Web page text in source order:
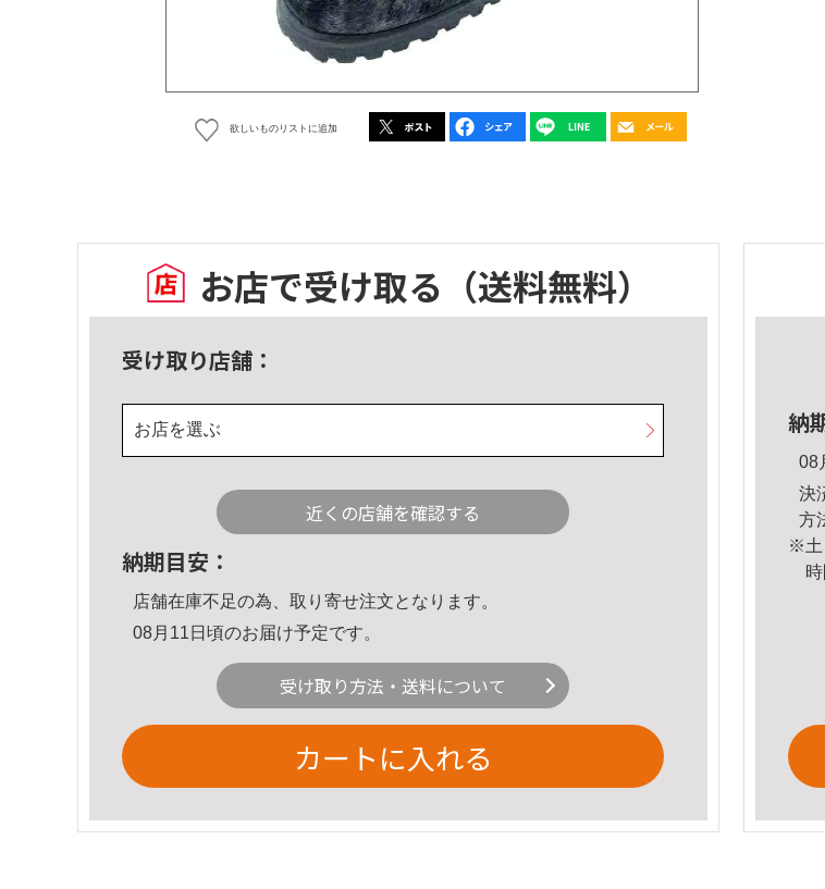
欲しいものリストに追加
お店で受け取る （送料無料）
受け取り店舗：
お店を選ぶ
近くの店舗を確認する
納期目安：
店舗在庫不足の為、取り寄せ注文となります。
08月11日頃のお届け予定です。
受け取り方法・送料について
カートに入れる
納
08
決
方
※土